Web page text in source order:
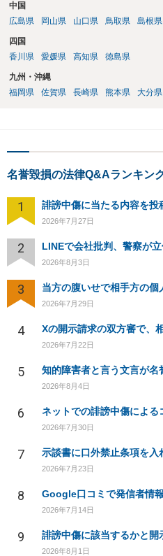
中国
広島県
岡山県 山口県 鳥取県 島根県
四国
香川県
愛媛県 高知県 徳島県
九州・沖縄
福岡県
佐賀県 長崎県 熊本県 大分県
名誉毀損の法律Q&Aランキン
1
2026年7月27日
2 LINEで会社批判、警察が
2026年8月3日
3
2026年7月29日
4
2026年7月22日
5
2026年8月4日
6
2026年7月30日
7 示談書に口外禁止条項を入
2026年7月23日
8
2026年7月14日
9 誹謗中傷に該当するかと
2026年8月1日